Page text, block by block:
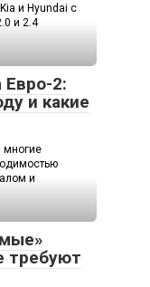
и Hyundai с
и 2.4
Евро-2:
и какие
многие
и
требуют